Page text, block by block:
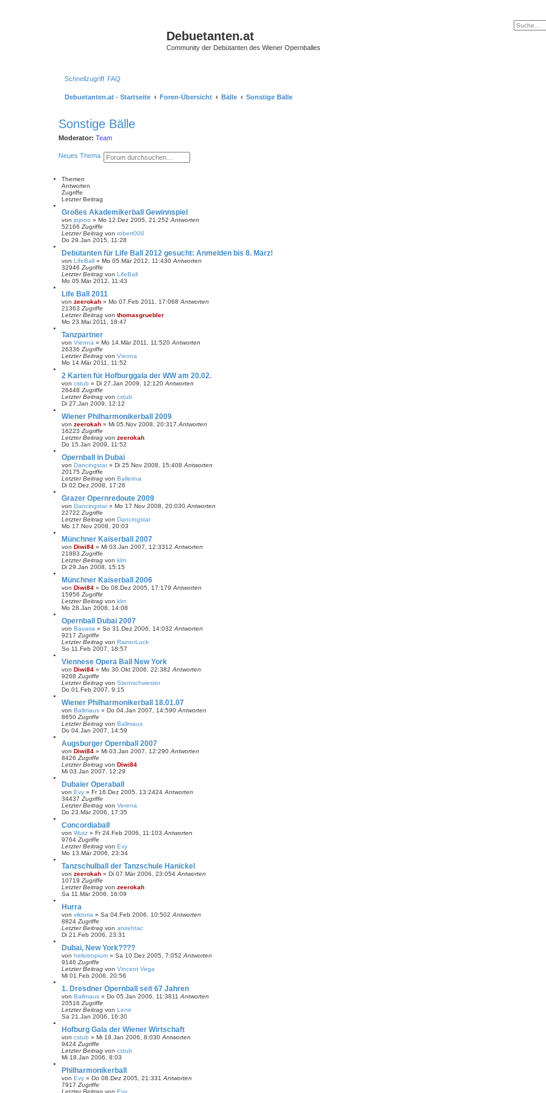
Debuetanten.at
Community der Debütanten des Wiener Opernballes
Schnellzugriff FAQ
Debuetanten.at - Startseite Foren-Übersicht Bälle Sonstige Bälle
Sonstige Bälle
Moderator: Team
Neues Thema S
u
E
r
t
e
u
c
h
e
Themen
Antworten
Zugriffe
Letzter Beitrag
Großes Akademikerball Gewinnspiel
von jojooo » Mo 12.Dez 2005, 21:252 Antworten
52166 Zugriffe
Letzter Beitrag von robert000
Do 29.Jan 2015, 11:28
Debütanten für Life Ball 2012 gesucht: Anmelden bis 8. März!
von LifeBall » Mo 05.Mär 2012, 11:430 Antworten
32946 Zugriffe
Letzter Beitrag von LifeBall
Mo 05.Mär 2012, 11:43
Life Ball 2011
von zeerokah » Mo 07.Feb 2011, 17:068 Antworten
21363 Zugriffe
Letzter Beitrag von thomasgruebler
Mo 23.Mai 2011, 18:47
Tanzpartner
von Vienna » Mo 14.Mär 2011, 11:520 Antworten
26336 Zugriffe
Letzter Beitrag von Vienna
Mo 14.Mär 2011, 11:52
2 Karten für Hofburggala der WW am 20.02.
von cstub » Di 27.Jan 2009, 12:120 Antworten
26448 Zugriffe
Letzter Beitrag von cstub
Di 27.Jan 2009, 12:12
Wiener Philharmonikerball 2009
von zeerokah » Mi 05.Nov 2008, 20:317 Antworten
16223 Zugriffe
Letzter Beitrag von zeerokah
Do 15.Jan 2009, 11:52
Opernball in Dubai
von Dancingstar» Di 25.Nov 2008, 15:408 Antworten
20175 Zugriffe
Letzter Beitrag von Ballerina
Di 02.Dez 2008, 17:26
Grazer Opernredoute 2009
von Dancingstar» Mo 17.Nov 2008, 20:030 Antworten
22722 Zugriffe
Letzter Beitrag von Dancingstar
Mo 17.Nov 2008, 20:03
Münchner Kaiserball 2007
von Diwi84 » Mi 03.Jan 2007, 12:3312 Antworten
21883 Zugriffe
Letzter Beitrag von klm
Di 29.Jan 2008, 15:15
Münchner Kaiserball 2006
von Diwi84 » Do 08.Dez 2005, 17:179 Antworten
15956 Zugriffe
Letzter Beitrag von klm
Mo 28.Jan 2008, 14:08
Opernball Dubai 2007
von Bavaria » So 31.Dez 2006, 14:032 Antworten
9217 Zugriffe
Letzter Beitrag von RainerLuck
So 11.Feb 2007, 18:57
Viennese Opera Ball New York
von Diwi84 » Mo 30.Okt 2006, 22:382 Antworten
9268 Zugriffe
Letzter Beitrag von Sternschwester
Do 01.Feb 2007, 9:15
Wiener Philharmonikerball 18.01.07
von Ballmaus » Do 04.Jan 2007, 14:590 Antworten
8650 Zugriffe
Letzter Beitrag von Ballmaus
Do 04.Jan 2007, 14:59
Augsburger Opernball 2007
von Diwi84 » Mi 03.Jan 2007, 12:290 Antworten
8426 Zugriffe
Letzter Beitrag von Diwi84
Mi 03.Jan 2007, 12:29
Dubaier Operaball
von Evy » Fr 16.Dez 2005, 13:2424 Antworten
34437 Zugriffe
Letzter Beitrag von Verena
Do 23.Mär 2006, 17:35
Concordiaball
von Wutz » Fr 24.Feb 2006, 11:103 Antworten
9764 Zugriffe
Letzter Beitrag von Evy
Mo 13.Mär 2006, 23:34
Tanzschulball der Tanzschule Hanickel
von zeerokah » Di 07.Mär 2006, 23:054 Antworten
10719 Zugriffe
Letzter Beitrag von zeerokah
Sa 11.Mär 2006, 16:09
Hurra
von viktoria » Sa 04.Feb 2006, 10:502 Antworten
8824 Zugriffe
Letzter Beitrag von anirehtac
Di 21.Feb 2006, 23:31
Dubai, New York????
von heliotropium » Sa 10.Dez 2005, 7:052 Antworten
9146 Zugriffe
Letzter Beitrag von Vincent Vega
Mi 01.Feb 2006, 20:56
1. Dresdner Opernball seit 67 Jahren
von Ballmaus » Do 05.Jan 2006, 11:3811 Antworten
20516 Zugriffe
Letzter Beitrag von Lene
Sa 21.Jan 2006, 16:30
Hofburg Gala der Wiener Wirtschaft
von cstub » Mi 18.Jan 2006, 8:030 Antworten
9424 Zugriffe
Letzter Beitrag von cstub
Mi 18.Jan 2006, 8:03
Philharmonikerball
von Evy » Do 08.Dez 2005, 21:331 Antworten
7917 Zugriffe
Letzter Beitrag von Evy